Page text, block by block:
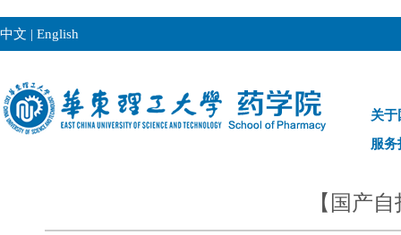
中文 | English
关于
服务
【国产